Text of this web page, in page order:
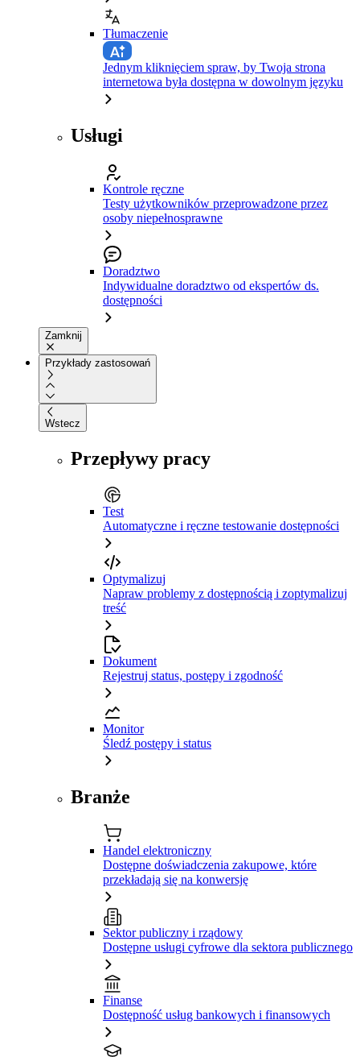
Tłumaczenie
Jednym kliknięciem spraw, by Twoja strona
internetowa była dostępna w dowolnym języku
Usługi
Kontrole ręczne
Testy użytkowników przeprowadzone przez
osoby niepełnosprawne
Doradztwo
Indywidualne doradztwo od ekspertów ds.
dostępności
Zamknij
Przykłady zastosowań
Wstecz
Przepływy pracy
Test
Automatyczne i ręczne testowanie dostępności
Optymalizuj
Napraw problemy z dostępnością i zoptymalizuj
treść
Dokument
Rejestruj status, postępy i zgodność
Monitor
Śledź postępy i status
Branże
Handel elektroniczny
Dostępne doświadczenia zakupowe, które
przekładają się na konwersję
Sektor publiczny i rządowy
Dostępne usługi cyfrowe dla sektora publicznego
Finanse
Dostępność usług bankowych i finansowych